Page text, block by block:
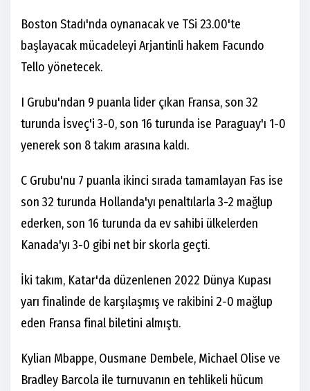
Boston Stadı'nda oynanacak ve TSi 23.00'te
başlayacak mücadeleyi Arjantinli hakem Facundo
Tello yönetecek.
I Grubu'ndan 9 puanla lider çıkan Fransa, son 32
turunda İsveç'i 3-0, son 16 turunda ise Paraguay'ı 1-0
yenerek son 8 takım arasına kaldı.
C Grubu'nu 7 puanla ikinci sırada tamamlayan Fas ise
son 32 turunda Hollanda'yı penaltılarla 3-2 mağlup
ederken, son 16 turunda da ev sahibi ülkelerden
Kanada'yı 3-0 gibi net bir skorla geçti.
İki takım, Katar'da düzenlenen 2022 Dünya Kupası
yarı finalinde de karşılaşmış ve rakibini 2-0 mağlup
eden Fransa final biletini almıştı.
Kylian Mbappe, Ousmane Dembele, Michael Olise ve
Bradley Barcola ile turnuvanın en tehlikeli hücum